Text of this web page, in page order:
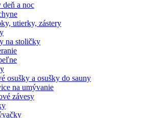
deň a noc
utierky, zástery
na stoličky
osušky a osušky do sauny
na umývanie
závesy